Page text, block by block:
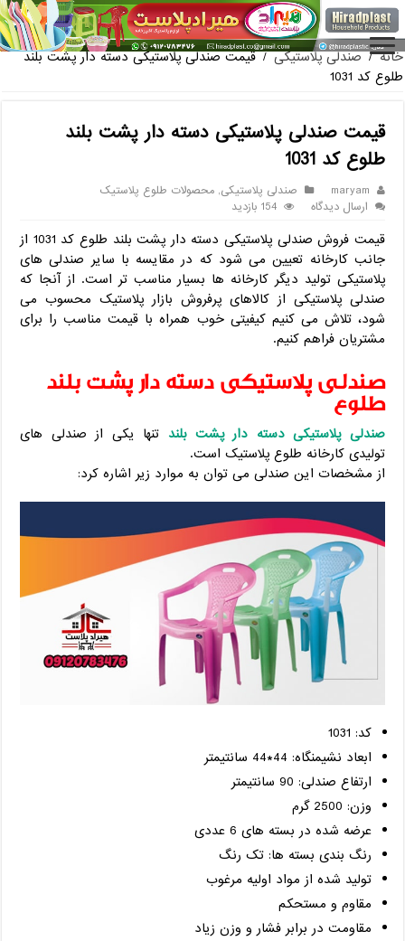
فروش گلدان پلاستیکی گل
خانه / صندلی پلاستیکی / قیمت صندلی پلاستیکی دسته دار پشت بلند
طلوع کد 1031
قیمت صندلی پلاستیکی دسته دار پشت بلند
طلوع کد 1031
maryam صندلی پلاستیکی,محصولات طلوع پلاستیک
ارسال دیدگاه
154 بازدید
قیمت فروش صندلی پلاستیکی دسته دار پشت بلند طلوع کد 1031 از
جانب کارخانه تعیین می شود که در مقایسه با سایر صندلی های
پلاستیکی تولید دیگر کارخانه ها بسیار مناسب تر است. از آنجا که
صندلی پلاستیکی از کالاهای پرفروش بازار پلاستیک محسوب می
شود، تلاش می کنیم کیفیتی خوب همراه با قیمت مناسب را برای
مشتریان فراهم کنیم.
صندلی پلاستیکی دسته دار پشت بلند
طلوع
صندلی پلاستیکی دسته دار پشت بلند تنها یکی از صندلی های
تولیدی کارخانه طلوع پلاستیک است.
از مشخصات این صندلی می توان به موارد زیر اشاره کرد:
کد: 1031
ابعاد نشیمنگاه: 44*44 سانتیمتر
ارتفاع صندلی: 90 سانتیمتر
وزن: 2500 گرم
عرضه شده در بسته های 6 عددی
رنگ بندی بسته ها: تک رنگ
تولید شده از مواد اولیه مرغوب
مقاوم و مستحکم
مقاومت در برابر فشار و وزن زیاد